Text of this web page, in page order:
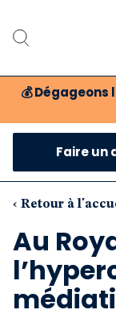
💰 Dégageons
Faire un
‹ Retour à
Au